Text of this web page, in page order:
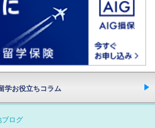
学お役立ちコラム
リピン人講師の本当
ログ